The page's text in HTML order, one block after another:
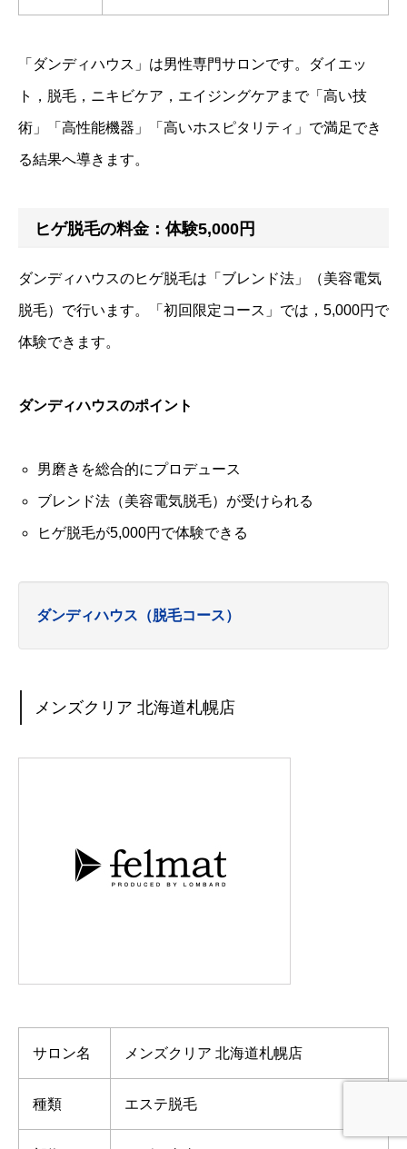
「ダンディハウス」は男性専門サロンです。ダイエッ
ト，脱毛，ニキビケア，エイジングケアまで「高い技
術」「高性能機器」「高いホスピタリティ」で満足でき
る結果へ導きます。
ヒゲ脱毛の料金：体験5,000円
ダンディハウスのヒゲ脱毛は「ブレンド法」（美容電気
脱毛）で行います。「初回限定コース」では，5,000円で
体験できます。
ダンディハウスのポイント
男磨きを総合的にプロデュース
ブレンド法（美容電気脱毛）が受けられる
ヒゲ脱毛が5,000円で体験できる
ダンディハウス（脱毛コース）
メンズクリア 北海道札幌店
サロン名 メンズクリア 北海道札幌店
種類 エステ脱毛